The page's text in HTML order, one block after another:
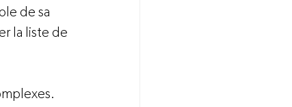
de sa
la liste de